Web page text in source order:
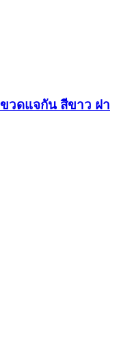
วดแจกัน สีขาว ฝา